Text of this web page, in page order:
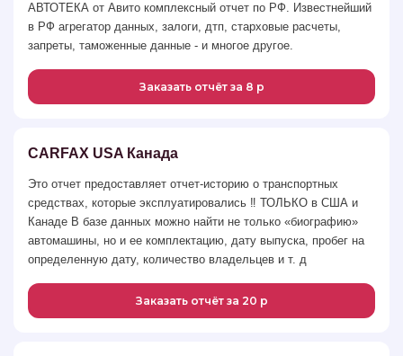
АВТОТЕКА от Авито комплексный отчет по РФ. Известнейший
в РФ агрегатор данных, залоги, дтп, старховые расчеты,
запреты, таможенные данные - и многое другое.
Заказать отчёт за 8 р
CARFAX USA Канада
Это отчет предоставляет отчет-историю о транспортных
средствах, которые эксплуатировались ‼️ ТОЛЬКО в США и
Канаде В базе данных можно найти не только «биографию»
автомашины, но и ее комплектацию, дату выпуска, пробег на
определенную дату, количество владельцев и т. д
Заказать отчёт за 20 р